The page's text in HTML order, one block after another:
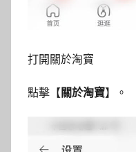
打開關於淘寶
點擊【 關於淘寶】。